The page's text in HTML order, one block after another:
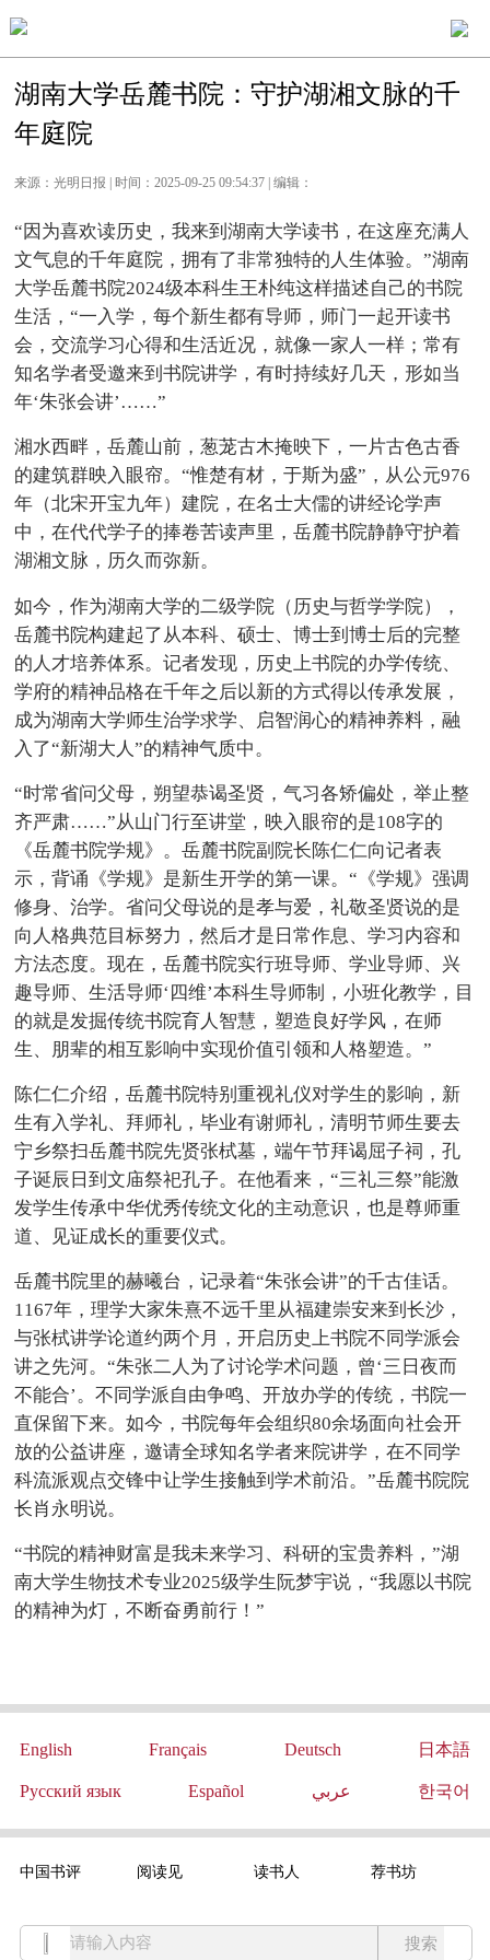
湖南大学岳麓书院：守护湖湘文脉的千
年庭院
来源：光明日报 | 时间：2025-09-25 09:54:37 | 编辑：
“因为喜欢读历史，我来到湖南大学读书，在这座充满人
文气息的千年庭院，拥有了非常独特的人生体验。”湖南
大学岳麓书院2024级本科生王朴纯这样描述自己的书院
生活，“一入学，每个新生都有导师，师门一起开读书
会，交流学习心得和生活近况，就像一家人一样；常有
知名学者受邀来到书院讲学，有时持续好几天，形如当
年‘朱张会讲’……”
湘水西畔，岳麓山前，葱茏古木掩映下，一片古色古香
的建筑群映入眼帘。“惟楚有材，于斯为盛”，从公元976
年（北宋开宝九年）建院，在名士大儒的讲经论学声
中，在代代学子的捧卷苦读声里，岳麓书院静静守护着
湖湘文脉，历久而弥新。
如今，作为湖南大学的二级学院（历史与哲学学院），
岳麓书院构建起了从本科、硕士、博士到博士后的完整
的人才培养体系。记者发现，历史上书院的办学传统、
学府的精神品格在千年之后以新的方式得以传承发展，
成为湖南大学师生治学求学、启智润心的精神养料，融
入了“新湖大人”的精神气质中。
“时常省问父母，朔望恭谒圣贤，气习各矫偏处，举止整
齐严肃……”从山门行至讲堂，映入眼帘的是108字的
《岳麓书院学规》。岳麓书院副院长陈仁仁向记者表
示，背诵《学规》是新生开学的第一课。“《学规》强调
修身、治学。省问父母说的是孝与爱，礼敬圣贤说的是
向人格典范目标努力，然后才是日常作息、学习内容和
方法态度。现在，岳麓书院实行班导师、学业导师、兴
趣导师、生活导师‘四维’本科生导师制，小班化教学，目
的就是发掘传统书院育人智慧，塑造良好学风，在师
生、朋辈的相互影响中实现价值引领和人格塑造。”
陈仁仁介绍，岳麓书院特别重视礼仪对学生的影响，新
生有入学礼、拜师礼，毕业有谢师礼，清明节师生要去
宁乡祭扫岳麓书院先贤张栻墓，端午节拜谒屈子祠，孔
子诞辰日到文庙祭祀孔子。在他看来，“三礼三祭”能激
发学生传承中华优秀传统文化的主动意识，也是尊师重
道、见证成长的重要仪式。
岳麓书院里的赫曦台，记录着“朱张会讲”的千古佳话。
1167年，理学大家朱熹不远千里从福建崇安来到长沙，
与张栻讲学论道约两个月，开启历史上书院不同学派会
讲之先河。“朱张二人为了讨论学术问题，曾‘三日夜而
不能合’。不同学派自由争鸣、开放办学的传统，书院一
直保留下来。如今，书院每年会组织80余场面向社会开
放的公益讲座，邀请全球知名学者来院讲学，在不同学
科流派观点交锋中让学生接触到学术前沿。”岳麓书院院
长肖永明说。
“书院的精神财富是我未来学习、科研的宝贵养料，”湖
南大学生物技术专业2025级学生阮梦宇说，“我愿以书院
的精神为灯，不断奋勇前行！”
English Français Deutsch 日本語
Русский язык Español عربي 한국어
中国书评 阅读见 读书人 荐书坊